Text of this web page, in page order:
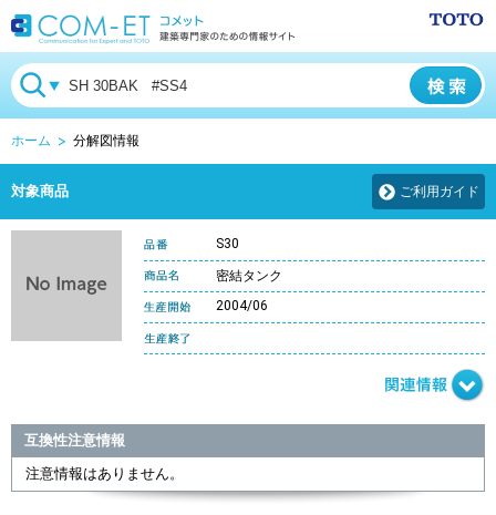
ホーム 分解図情報
対象商品 ご利用ガイド
S30
密結タンク
2004/06
互換性注意情報
注意情報はありません。